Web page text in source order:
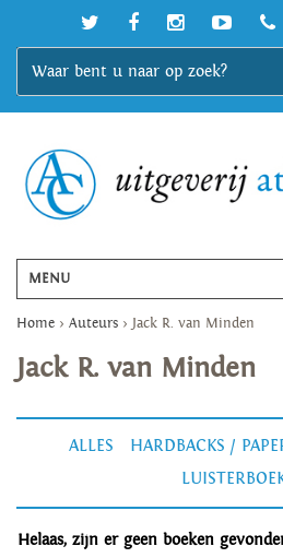
MENU
Home > Auteurs > Jack R. van Minden
Jack R. van Minden
ALLES HARDBACKS /
Helaas, zijn er geen boeken